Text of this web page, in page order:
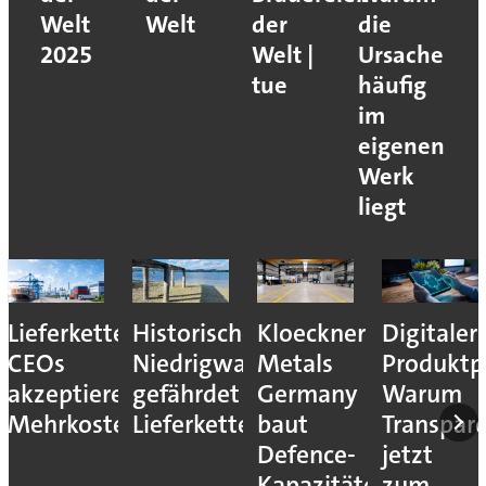
Welt
2025
Welt
der
Welt |
tue
die
Ursache
häufig
im
eigenen
Werk
liegt
Lieferkettenresilienz:
CEOs
akzeptieren
Mehrkosten
Historisches
Niedrigwasser
gefährdet
Lieferketten
Kloeckner
Metals
Germany
baut
Defence-
Digitaler
Warum
jetzt